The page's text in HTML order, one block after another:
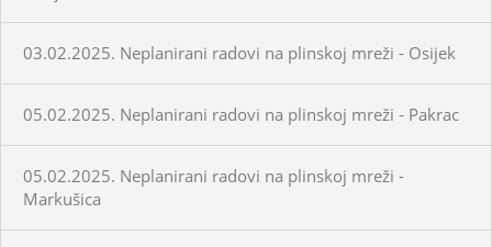
03.02.2025. Neplanirani radovi na plinskoj mreži - Osijek
05.02.2025. Neplanirani radovi na plinskoj mreži - Pakrac
05.02.2025. Neplanirani radovi na plinskoj mreži -
Markušica